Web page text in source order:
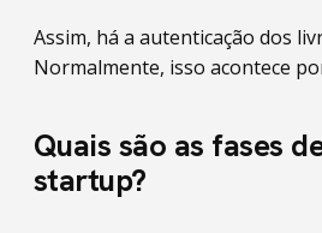
Assim, há a autenticação dos
Normalmente, isso acontece
Quais são as fases
startup?